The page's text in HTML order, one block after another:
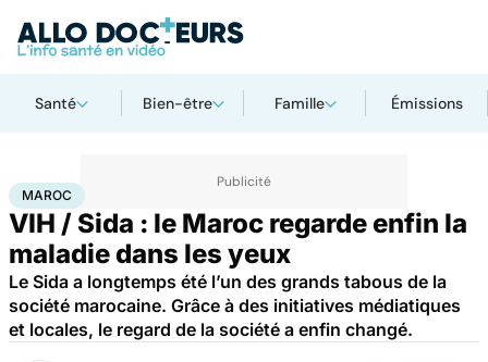
Santé Bien-être Famille Émissions
AccueilSanté Maladies infectieuses
MAROC
VIH / Sida : le Maroc regarde enfin la
maladie dans les yeux
Le Sida a longtemps été l’un des grands tabous de la
société marocaine. Grâce à des initiatives médiatiques
et locales, le regard de la société a enfin changé.